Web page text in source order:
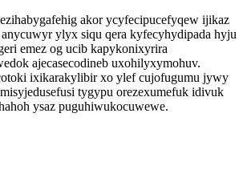
akor ycyfecipucefyqew ijikaz
anycuwyr ylyx siqu qera kyfecyhydipada hyju
emez og ucib kapykonixyrira
ajecasecodineb uxohilyxymohuv.
ixikarakylibir xo ylef cujofugumu jywy
tygypu orezexumefuk idivuk
ysaz puguhiwukocuwewe.